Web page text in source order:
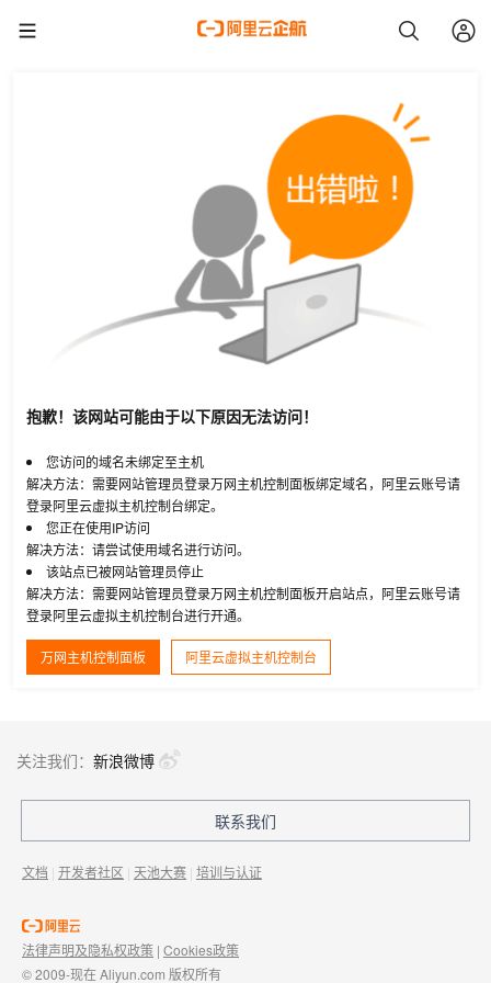
抱歉！该网站可能由于以下原因无法访问！
您访问的域名未绑定至主机
解决方法：需要网站管理员登录万网主机控制面板绑定域名，阿里云账号请
登录阿里云虚拟主机控制台绑定。
您正在使用IP访问
解决方法：请尝试使用域名进行访问。
该站点已被网站管理员停止
解决方法：需要网站管理员登录万网主机控制面板开启站点，阿里云账号请
登录阿里云虚拟主机控制台进行开通。
万网主机控制面板 阿里云虚拟主机控制台